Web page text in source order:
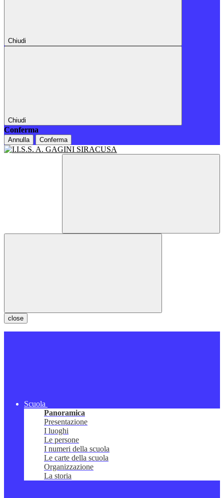
Chiudi
Chiudi
Conferma
Annulla Conferma
close
Scuola
Panoramica
Presentazione
I luoghi
Le persone
I numeri della scuola
Le carte della scuola
Organizzazione
La storia